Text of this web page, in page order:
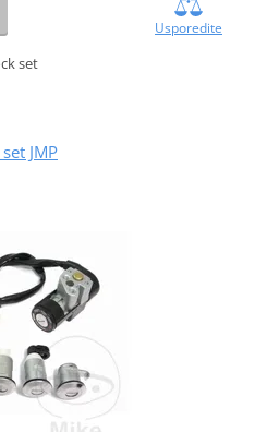
Usporedite
set
JMP